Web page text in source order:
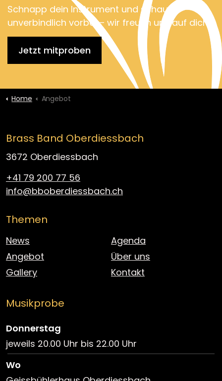
Schnapp dein Instrument und schau
unverbindlich vorbei – wir freuen uns auf dich!
Jetzt mitproben
Home Angebot
Brass Band Oberdiessbach
3672 Oberdiessbach
+41 79 200 77 56
info@bboberdiessbach.ch
Themen
News
Agenda
Angebot
Über uns
Gallery
Kontakt
Musikprobe
Donnerstag
jeweils 20.00 Uhr bis 22.00 Uhr
Wo